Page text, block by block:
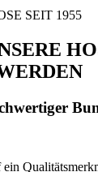
SEIT 1955